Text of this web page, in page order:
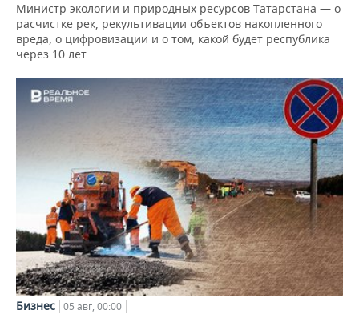
Министр экологии и природных ресурсов Татарстана — о
расчистке рек, рекультивации объектов накопленного
вреда, о цифровизации и о том, какой будет республика
через 10 лет
Бизнес 05 авг, 00:00